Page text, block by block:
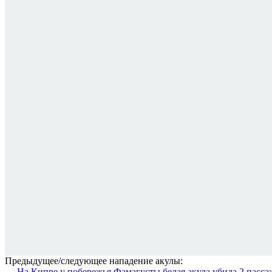
Предыдущее/следующее нападение акулы: